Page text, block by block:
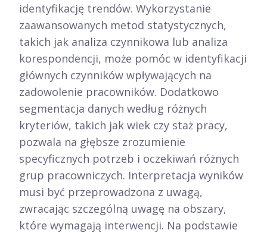
identyfikację trendów. Wykorzystanie
zaawansowanych metod statystycznych,
takich jak analiza czynnikowa lub analiza
korespondencji, może pomóc w identyfikacji
głównych czynników wpływających na
zadowolenie pracowników. Dodatkowo
segmentacja danych według różnych
kryteriów, takich jak wiek czy staż pracy,
pozwala na głębsze zrozumienie
specyficznych potrzeb i oczekiwań różnych
grup pracowniczych. Interpretacja wyników
musi być przeprowadzona z uwagą,
zwracając szczególną uwagę na obszary,
które wymagają interwencji. Na podstawie